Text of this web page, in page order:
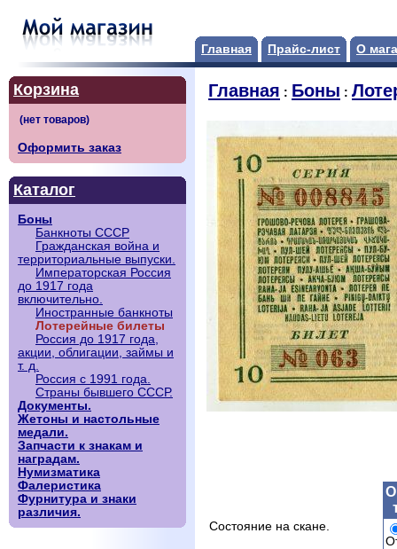
Главная Прайс-лист О
Корзина
Оформить заказ
Каталог
Боны
Банкноты СССР
Гражданская война и
территориальные выпуски.
Императорская Россия
до 1917 года
включительно.
Иностранные банкноты
Лотерейные билеты
Россия до 1917 года,
акции, облигации, займы и
т. д.
Россия с 1991 года.
Страны бывшего СССР.
Документы.
Жетоны и настольные
медали.
Запчасти к знакам и
наградам.
Нумизматика
Фалеристика
Фурнитура и знаки
различия.
Главная : Боны :
Состояние на скане.